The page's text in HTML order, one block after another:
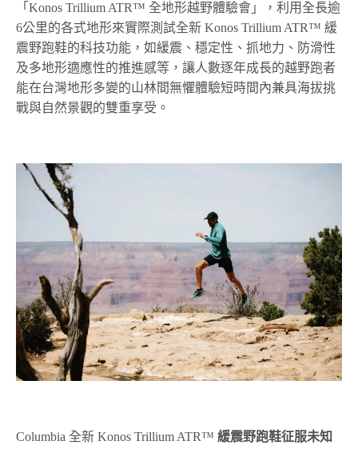
「Konos Trillium ATR™ 全地形越野體驗會」，利用全長逾
6公里的各式地形來實際測試全新 Konos Trillium ATR™ 緩
震野跑鞋的科技功能，如緩震、穩定性、抓地力、防滑性
及多地形適應性的推進感等 ，讓人數逐年成長的越野跑者
能在台灣地形多變的山林間無懼體驗短時間內兼具海拔挑
戰與自然景觀的雙重享受。
Columbia 全新 Konos Trillium ATR™緩震野跑鞋征服未知